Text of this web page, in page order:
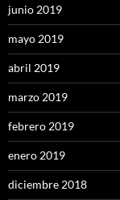
junio 2019
mayo 2019
abril 2019
marzo 2019
febrero 2019
enero 2019
diciembre 2018